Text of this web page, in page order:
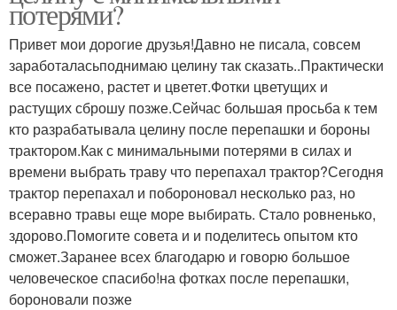
потерями?
Привет мои дорогие друзья!Давно не писала, совсем
заработаласьподнимаю целину так сказать..Практически
все посажено, растет и цветет.Фотки цветущих и
растущих сброшу позже.Сейчас большая просьба к тем
кто разрабатывала целину после перепашки и бороны
трактором.Как с минимальными потерями в силах и
времени выбрать траву что перепахал трактор?Сегодня
трактор перепахал и побороновал несколько раз, но
всеравно травы еще море выбирать. Стало ровненько,
здорово.Помогите совета и и поделитесь опытом кто
сможет.Заранее всех благодарю и говорю большое
человеческое спасибо!на фотках после перепашки,
бороновали позже